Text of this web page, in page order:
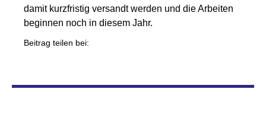
damit kurzfristig versandt werden und die Arbeiten
beginnen noch in diesem Jahr.
Beitrag teilen bei: